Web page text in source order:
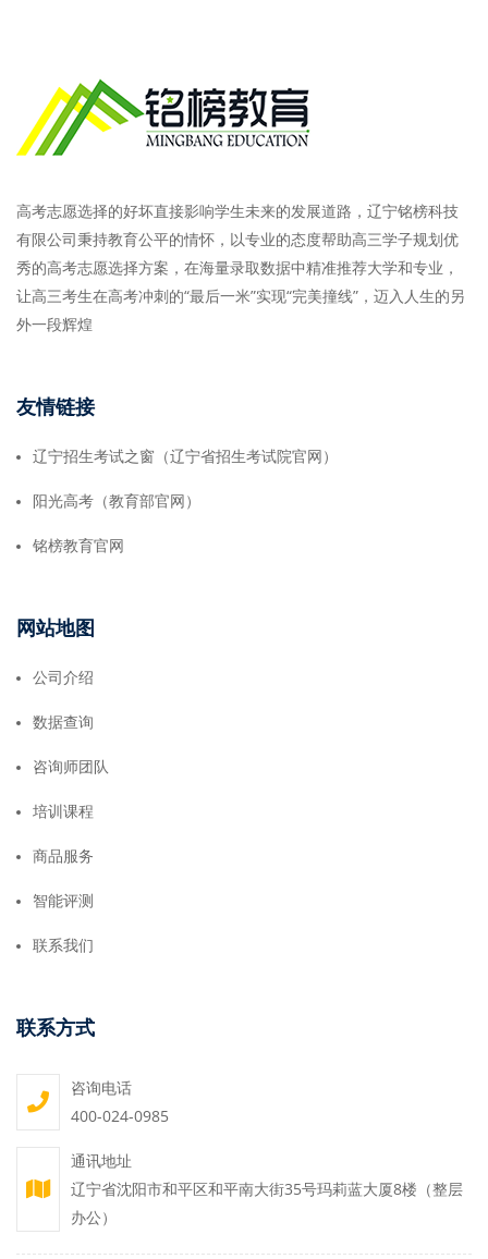
高考志愿选择的好坏直接影响学生未来的发展道路，辽宁铭榜科技
有限公司秉持教育公平的情怀，以专业的态度帮助高三学子规划优
秀的高考志愿选择方案，在海量录取数据中精准推荐大学和专业，
让高三考生在高考冲刺的“最后一米”实现“完美撞线”，迈入人生的另
外一段辉煌
友情链接
辽宁招生考试之窗（辽宁省招生考试院官网）
阳光高考（教育部官网）
铭榜教育官网
网站地图
公司介绍
数据查询
咨询师团队
培训课程
商品服务
智能评测
联系我们
联系方式
咨询电话
400-024-0985
通讯地址
辽宁省沈阳市和平区和平南大街35号玛莉蓝大厦8楼（整层
办公）